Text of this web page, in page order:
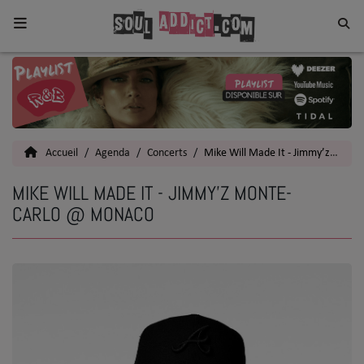
Home
Toutes les News
Actu
Accueil Agenda Concerts Mike Will Made It - Jimmy’z Monte-Carlo @ Monaco
MIKE WILL MADE IT - JIMMY’Z MONTE-
CARLO @ MONACO